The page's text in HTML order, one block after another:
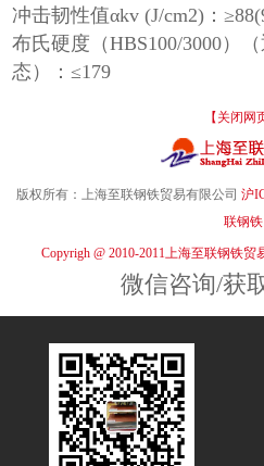
冲击韧性值αkv (J/cm2)：
布氏硬度（HBS100/3000）
态）：≤179
【关闭网
版权所有：上海至联钢铁贸易有限公司 沪
联钢铁
Copyrigh @ 2010-2011上海至联钢铁贸
微信咨询/获